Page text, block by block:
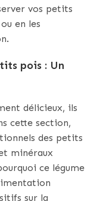
vos petits
en les
pois : Un
délicieux, ils
cette section,
des petits
minéraux
ce légume
sur la